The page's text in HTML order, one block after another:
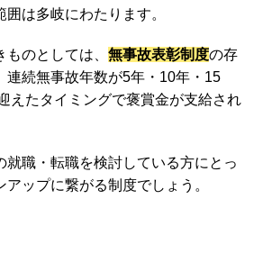
は多岐にわたります。
のとしては、 無事故表彰制度の存
連続無事故年数が5年・10年・15
えたタイミングで褒賞金が支給され
就職・転職を検討している方にとっ
ップに繋がる制度でしょう。